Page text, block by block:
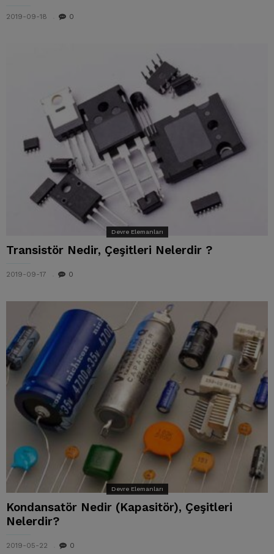
2019-09-18 0
Devre Elemanları
Transistör Nedir, Çeşitleri Nelerdir ?
2019-09-17 0
Devre Elemanları
Kondansatör Nedir (Kapasitör), Çeşitleri
Nelerdir?
2019-05-22 0